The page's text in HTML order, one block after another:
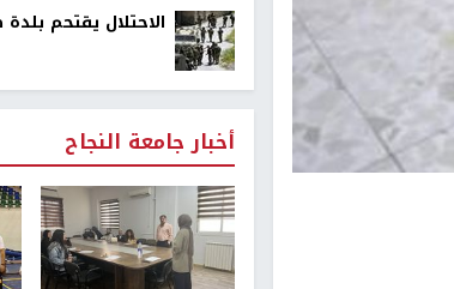
الاحتلال يقتحم
أخبار جامعة النجاح